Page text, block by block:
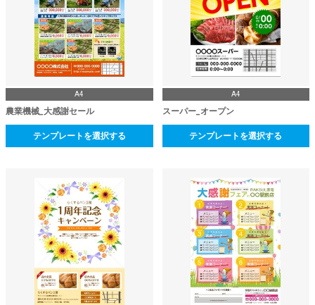
A4
農業機械_大感謝セール
テンプレートを選択する
A4
スーパー_オープン
テンプレートを選択する